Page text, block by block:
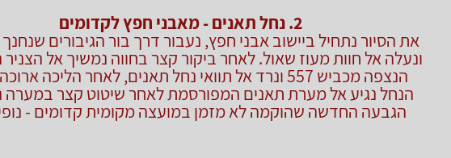
2. נחל תאנים - מאבני חפץ לקדומים
את הסיור נתחיל ביישוב אבני חפץ, נעבור דרך בור הגיבורים
ונעלה אל חוות מעוז שאול. לאחר ביקור קצר בחווה נמשיך אל
הנצפה מכביש 557 ונרד אל תוואי נחל תאנים, לאחר הליכה
הנחל נגיע אל מערת תאנים המפורסמת לאחר שיטוט קצר במערה
הגבעה החדשה שהוקמה לא מזמן במועצה מקומית קדומים -